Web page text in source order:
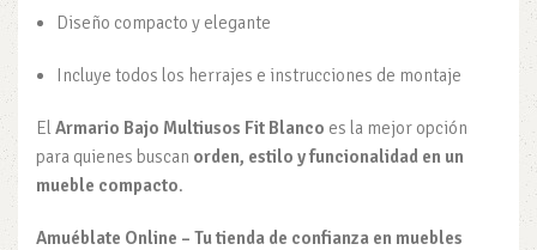
Diseño compacto y elegante
Incluye todos los herrajes e instrucciones de montaje
ElArmario Bajo Multiusos Fit Blanco es la mejor opción
para quienes buscan orden, estilo y funcionalidad en un
mueble compacto.
Amuéblate Online – Tu tienda de confianza en muebles